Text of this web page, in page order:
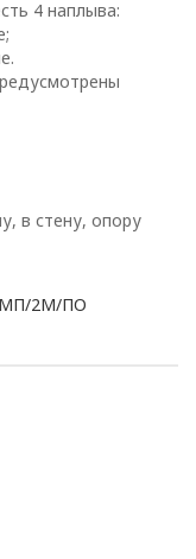
4 наплыва:
в стену, опору
2М/ПО
в